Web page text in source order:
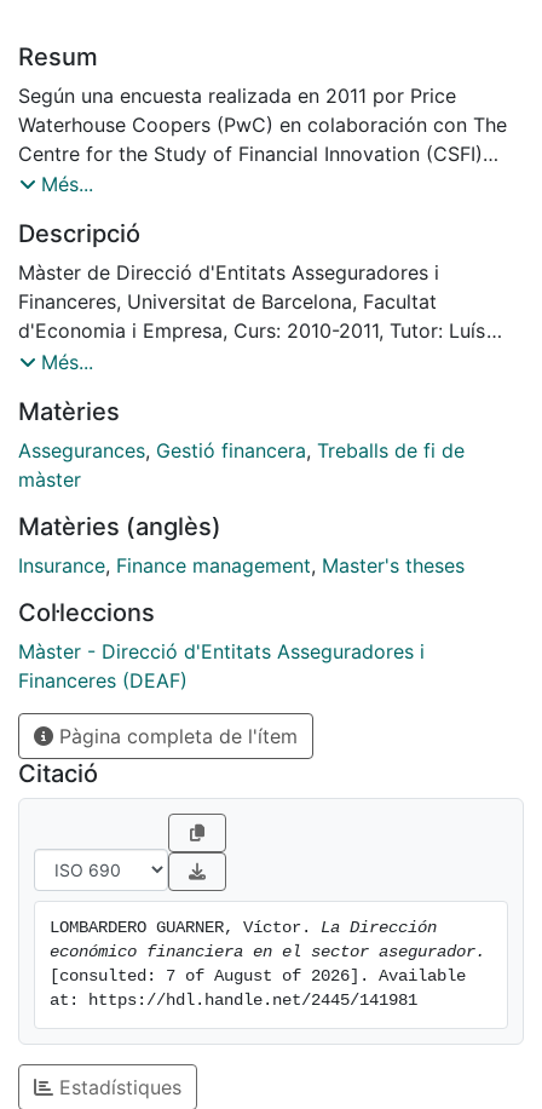
Resum
Según una encuesta realizada en 2011 por Price
Waterhouse Coopers (PwC) en colaboración con The
Centre for the Study of Financial Innovation (CSFI)
entre casi 500 actores del mercado asegurador
académicos y otros profesionales externos al sector)
en 40 países muestra que las principales
preocupaciones del sector asegurador son de carácter
económico Financiero.
La oleada de exigencias regulatorias (como, en
requerimientos de capital -que se estiman superiores a
los actuales-, la disponibilidad de capital y su coste,
las tendencias macroeconómicas y el rendimiento de
preocupaciones de la industria aseguradora a nivel
mundial.
Dirección Económico Financiera en el ámbito del
sector asegurador, haciendo hincapié en los aspectos
que, a mi entender, le son más relevantes y en línea
El estudio no pretende, ni lo hace, profundizar en cada
una de las funciones propias de la Dirección
Económico Financiera, puesto que cada una de ellas
podría ser objeto de un estudio mucho más amplio.
Més...
Descripció
Màster de Direcció d'Entitats Asseguradores i
Financeres, Universitat de Barcelona, Facultat
d'Economia i Empresa, Curs: 2010-2011, Tutor: Luís
Portugal
Més...
Matèries
Assegurances, Gestió financera, Treballs de fi de
màster
Matèries (anglès)
Insurance, Finance management, Master's theses
Col·leccions
Màster - Direcció d'Entitats Asseguradores i
Financeres (DEAF)
Pàgina completa de l'ítem
Citació
LOMBARDERO GUARNER, Víctor. La Dirección
económico financiera en el sector asegurador.
[consulted: 7 of August of 2026]. Available
at: https://hdl.handle.net/2445/141981
Estadístiques